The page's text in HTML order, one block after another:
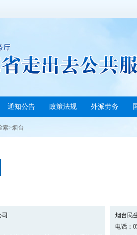
通知公告 政策法规 外派劳务
索>烟台
烟台民
电话：